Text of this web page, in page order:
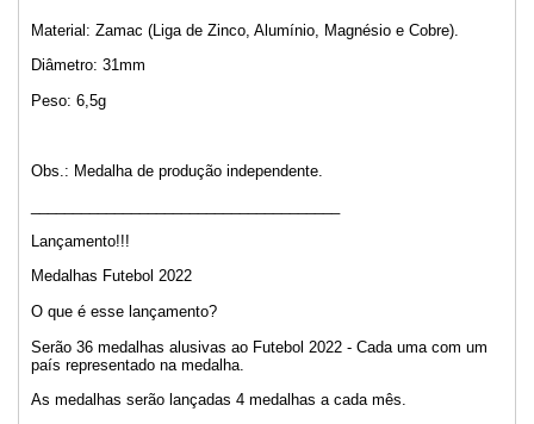
Material: Zamac (Liga de Zinco, Alumínio, Magnésio e Cobre).
Diâmetro: 31mm
Peso: 6,5g
Obs.: Medalha de produção independente.
Lançamento!!!
Medalhas Futebol 2022
O que é esse lançamento?
Serão 36 medalhas alusivas ao Futebol 2022 - Cada uma com um
país representado na medalha.
As medalhas serão lançadas 4 medalhas a cada mês.